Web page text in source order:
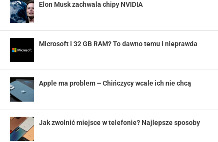
Elon Musk zachwala chipy NVIDIA
Microsoft i 32 GB RAM? To dawno temu i nieprawda
Apple ma problem – Chińczycy wcale ich nie chcą
Jak zwolnić miejsce w telefonie? Najlepsze sposoby